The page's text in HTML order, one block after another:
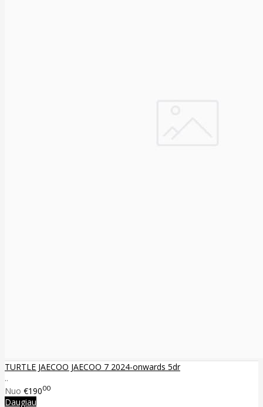
TURTLE JAECOO JAECOO 7 2024-onwards 5dr
..
Nuo €19000
Daugiau